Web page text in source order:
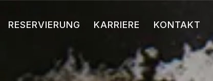
RESERVIERUNG KARRIERE KONTAKT